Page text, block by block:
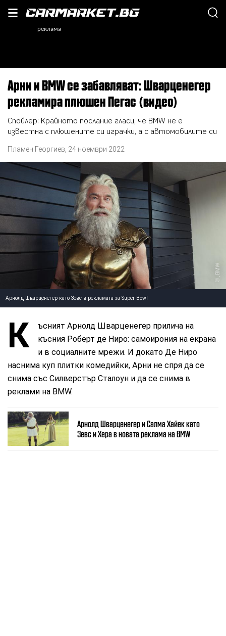
Арни и BMW се забавляват: Шварценегер
рекламира плюшен Пегас (видео)
Спойлер: Крайното послание гласи, че BMW не е
известна с плюшените си играчки, а с автомобилите си
Пламен Георгиев 24 ноември 2022
, BMW
Арнолд Шварценегер като Зевс в рекламата за Super Bowl
К
ъсният Арнолд Шварценегер прилича на
късния Роберт де Ниро: самоирония на екрана
и в социалните мрежи. И докато Де Ниро
наснима куп плитки комедийки, Арни не спря да се
снима със Силверстър Сталоун и да се снима в
реклами на BMW.
Арнолд Шварценегер и Салма Хайек като
Зевс и Хера в новата реклама на BMW